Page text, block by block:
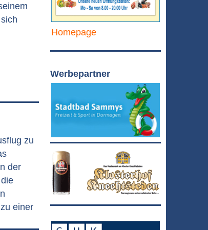
zu
der
einer
Homepage
Werbepartner